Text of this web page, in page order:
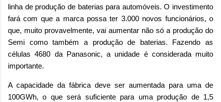
linha de produção de baterias para automóveis. O investimento
fará com que a marca possa ter 3.000 novos funcionários, o
que, muito provavelmente, vai aumentar não só a produção do
Semi como também a produção de baterias. Fazendo as
células 4680 da Panasonic, a unidade é considerada muito
importante.
A capacidade da fábrica deve ser aumentada para uma de
100GWh, o que será suficiente para uma produção de 1,5